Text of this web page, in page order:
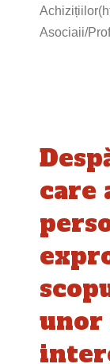
Asociaii/
care
unor